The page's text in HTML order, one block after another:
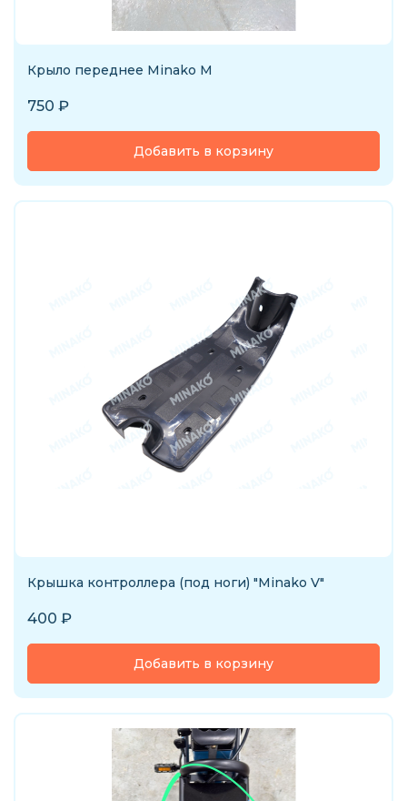
Крыло переднее Minako M
750 ₽
Добавить в корзину
Крышка контроллера (под ноги) "Minako V"
400 ₽
Добавить в корзину